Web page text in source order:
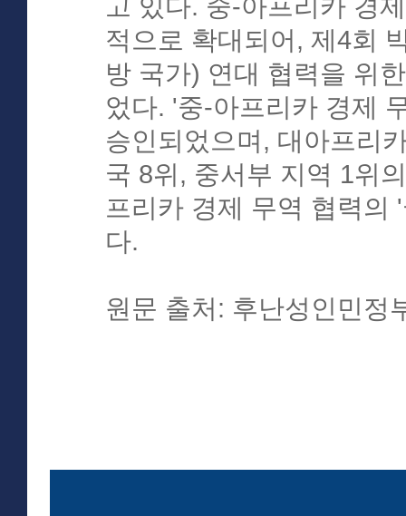
고 있다. 중-아프리카 경
적으로 확대되어, 제4회
방 국가) 연대 협력을 위
었다. '중-아프리카 경제
승인되었으며, 대아프리
국 8위, 중서부 지역 1위
프리카 경제 무역 협력의
다.
원문 출처: 후난성인민정